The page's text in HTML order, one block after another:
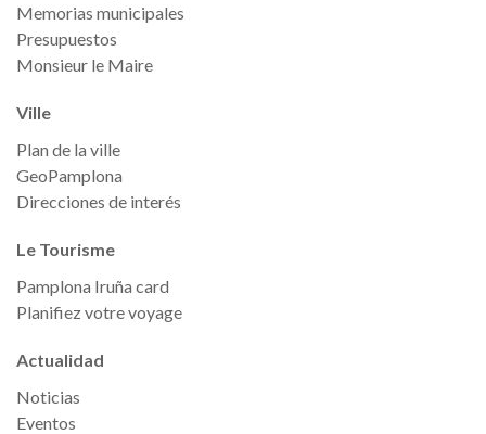
Memorias municipales
Presupuestos
Monsieur le Maire
Ville
Plan de la ville
GeoPamplona
Direcciones de interés
Le Tourisme
Pamplona Iruña card
Planifiez votre voyage
Actualidad
Noticias
Eventos